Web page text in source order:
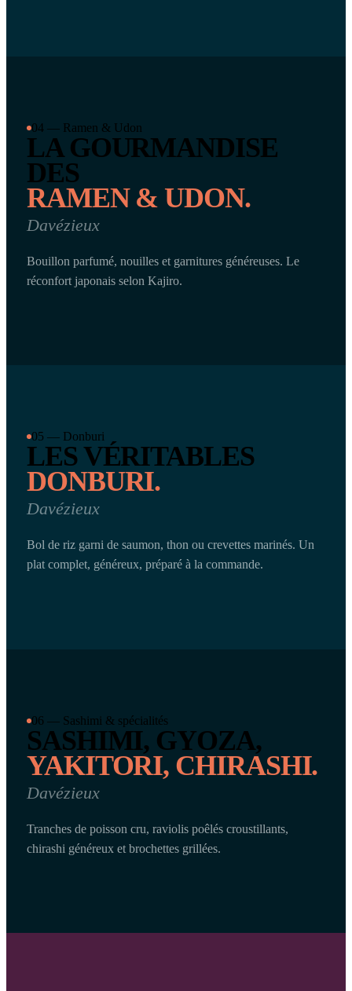
04 — Ramen & Udon
LA GOURMANDISE
DES
RAMEN & UDON.
Davézieux
Bouillon parfumé, nouilles et garnitures généreuses. Le
réconfort japonais selon Kajiro.
05 — Donburi
LES VÉRITABLES
DONBURI.
Davézieux
Bol de riz garni de saumon, thon ou crevettes marinés. Un
plat complet, généreux, préparé à la commande.
06 — Sashimi & spécialités
SASHIMI, GYOZA,
YAKITORI, CHIRASHI.
Davézieux
Tranches de poisson cru, raviolis poêlés croustillants,
chirashi généreux et brochettes grillées.